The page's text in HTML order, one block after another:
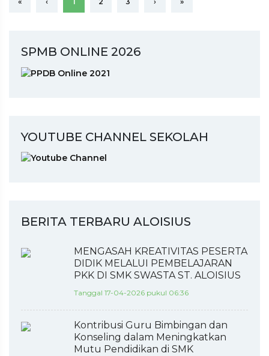
SPMB ONLINE 2026
YOUTUBE CHANNEL SEKOLAH
BERITA TERBARU ALOISIUS
MENGASAH KREATIVITAS PESERTA
DIDIK MELALUI PEMBELAJARAN
PKK DI SMK SWASTA ST. ALOISIUS
Tanggal 17-04-2026 pukul 06:36
Kontribusi Guru Bimbingan dan
Konseling dalam Meningkatkan
Mutu Pendidikan di SMK